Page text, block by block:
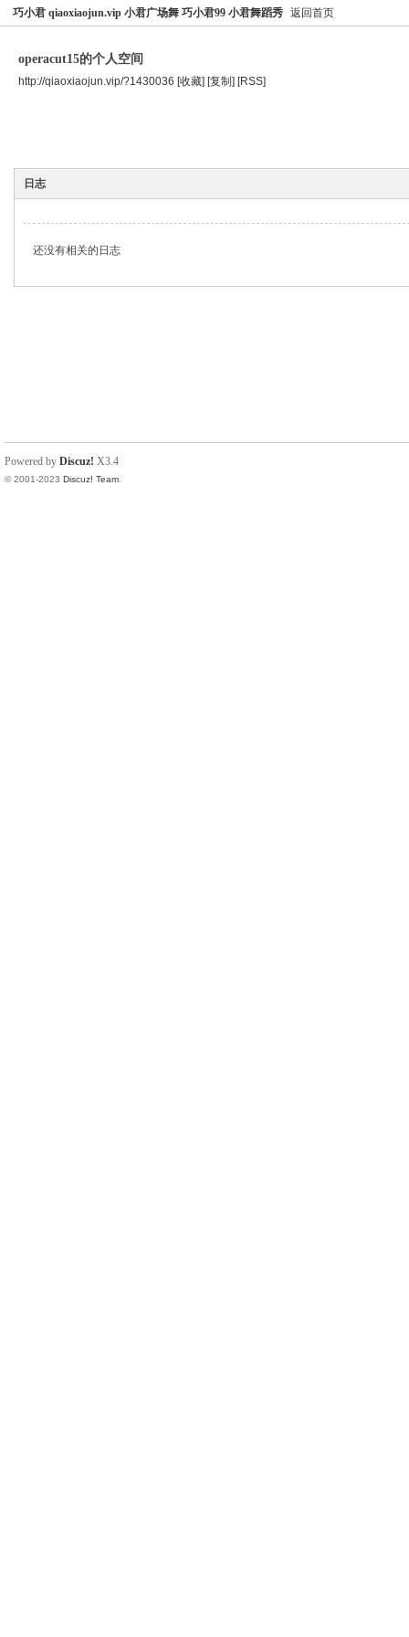
巧小君 qiaoxiaojun.vip 小君广场舞 巧小君99 小君舞蹈秀 返回首页
operacut15的个人空间
http://qiaoxiaojun.vip/?1430036 [收藏] [复制] [RSS]
日志
还没有相关的日志
Powered by Discuz! X3.4
© 2001-2023 Discuz! Team